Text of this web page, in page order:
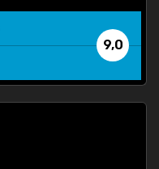
9,0